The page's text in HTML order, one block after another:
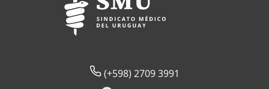
(+598) 2709 3991